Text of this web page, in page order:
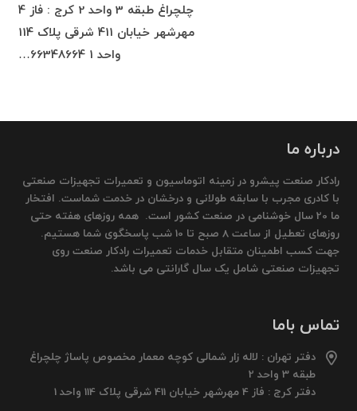
چلچراغ طبقه 3 واحد 2 کرج : فاز 4
مهرشهر خیابان 411 شرقی پلاک 114
واحد 1 66348664…
درباره ما
رادکار صنعت پیشرو در زمینه اتوماسیون و تعمیرات تجهیزات صنعتی
با کادری مجرب با سابقه طولانی و درخشان در خدمت شماست. افتخار
ما 20 سال خوشنامی در صنعت کشور است. همه روزهای هفته حتی
روزهای تعطیل از ساعت 8 صبح تا 10 شب پاسخگوی شما هستیم.
جهت کسب اطمینان متقابل خدمات تعمیرات رادکار صنعت روی
تجهیزات صنعتی شامل یک سال گارانتی می باشد.
تماس باما
دفتر تهران : لاله زار شمالی کوچه معمار مخصوص پاساژ چلچراغ
طبقه 3 واحد 2
دفتر کرج : فاز 4 مهرشهر خیابان 411 شرقی پلاک 114 واحد 1